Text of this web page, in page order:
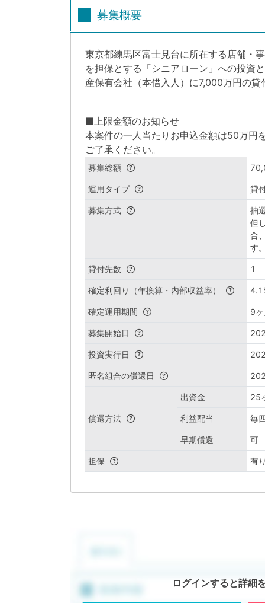
募集概要
東京都練馬区富士見台に所在する店舗・
を担保とする「シニアローン」への投資
産保有会社（本借入人）に7,000万円の貸
■上限金額のお知らせ
本案件の一人当たりお申込金額は50万円
ご了承ください。
募集総額
運用タイプ 貸
募集方式
抽
但
合
す
貸付先数 1
確定利回り（年換算・内部収益率）
確定運用期間 9
募集開始日
投資実行日
匿名組合の償還日
償還方法
出資金 25
利益配当 毎
早期償還 可
担保 有
ログインすると詳細